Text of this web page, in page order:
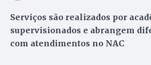
Serviços são realizados por
supervisionados e abrangem
com atendimentos no NAC